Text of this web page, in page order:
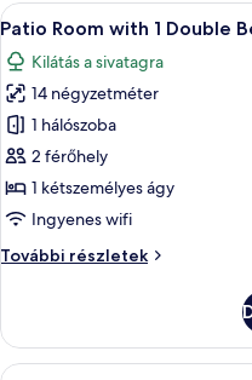
A
következő
szoba
összes
képének
megtekintése:
Patio
Room
1
5
Patio Room with 1 Double
Kilátás a sivatagra
14 négyzetméter
1 hálószoba
2 férőhely
1 kétszemélyes ágy
Ingyenes wifi
További részletek
Patio
Double
Bed